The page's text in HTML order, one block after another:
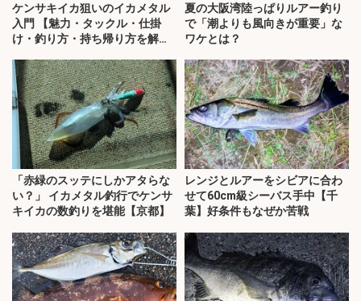
ケンサキイカ狙いのイカメタル
入門 【魅力・タックル・仕掛
け・釣り方・持ち帰り方を解
夏の大阪湾陸っぱりルアー釣り
で「潮よりも風向きが重要」な
ワケとは？
「赤緑のスッテにしかアタらな
い？」 イカメタル釣行でケンサ
キイカの数釣りを堪能【京都】
レンジとルアーをシビアに合わ
せて60cm級シーバス手中【千
葉】好条件もなぜか苦戦